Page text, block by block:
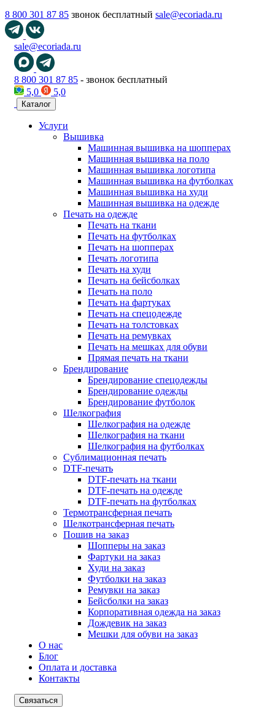
8 800 301 87 85 звонок бесплатный sale@ecoriada.ru
sale@ecoriada.ru
8 800 301 87 85 - звонок бесплатный
5,0
5,0
Каталог
Услуги
Вышивка
Машинная вышивка на шопперах
Машинная вышивка на поло
Машинная вышивка логотипа
Машинная вышивка на футболках
Машинная вышивка на худи
Машинная вышивка на одежде
Печать на одежде
Печать на ткани
Печать на футболках
Печать на шопперах
Печать логотипа
Печать на худи
Печать на бейсболках
Печать на поло
Печать на фартуках
Печать на спецодежде
Печать на толстовках
Печать на ремувках
Печать на мешках для обуви
Прямая печать на ткани
Брендирование
Брендирование спецодежды
Брендирование одежды
Брендирование футболок
Шелкография
Шелкография на одежде
Шелкография на ткани
Шелкография на футболках
Сублимационная печать
DTF-печать
DTF-печать на ткани
DTF-печать на одежде
DTF-печать на футболках
Термотрансферная печать
Шелкотрансферная печать
Пошив на заказ
Шопперы на заказ
Фартуки на заказ
Худи на заказ
Футболки на заказ
Ремувки на заказ
Бейсболки на заказ
Корпоративная одежда на заказ
Дождевик на заказ
Мешки для обуви на заказ
О нас
Блог
Оплата и доставка
Контакты
Связаться